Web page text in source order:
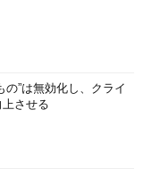
の”は無効化し、クライ
させる